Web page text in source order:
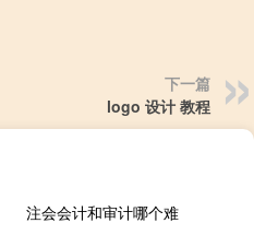
下一篇
logo 设计 教程
注会会计和审计哪个难